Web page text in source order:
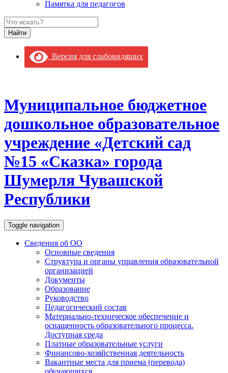
Памятка для педагогов
Версия для слабовидящих
Муниципальное бюджетное
дошкольное образовательное
учреждение «Детский сад
№15 «Сказка» города
Шумерля Чувашской
Республики
Toggle navigation
Сведения об ОО
Основные сведения
Структура и органы управления образовательной
организацией
Документы
Образование
Руководство
Педагогический состав
Материально-техническое обеспечение и
оснащенность образовательного процесса.
Доступная среда
Платные образовательные услуги
Финансово-хозяйственная деятельность
Вакантные места для приема (перевода)
обучающихся